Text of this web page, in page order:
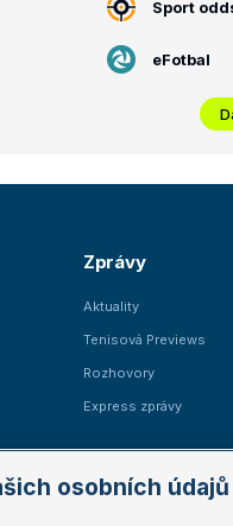
Sport
eFotbal
Zprávy
Aktuality
Tenisová Previews
Rozhovory
Express zprávy
osobních údajů